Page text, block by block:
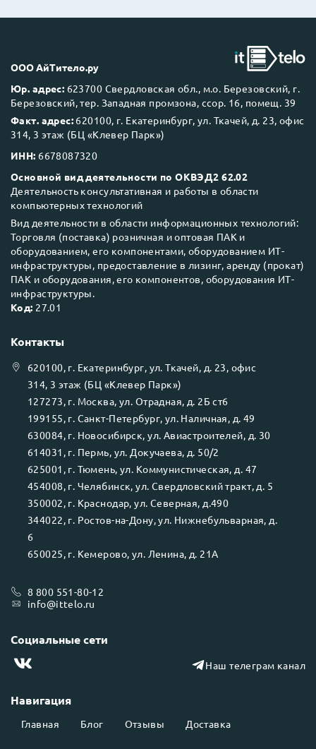
Next Business Day (NBD)
ООО АйТитело.ру
Юр. адрес: 623700 Свердловская обл., м.о. Березовский, г.
Березовский, тер. Западная промзона, ссор. 16, помещ. 39
Факт. адрес: 620100, г. Екатеринбург, ул. Ткачей, д. 23, офис
314, 3 этаж (БЦ «Клевер Парк»)
ИНН: 6678087320
Основной вид деятельности по ОКВЭД2 62.02
Деятельность консультативная и работы в области
компьютерных технологий
Вид деятельности в области информационных технологий:
Торговля (поставка) розничная и оптовая ПАК и
оборудованием, его компонентами, оборудованием ИТ-
инфраструктуры, предоставление в лизинг, аренду (прокат)
ПАК и оборудования, его компонентов, оборудования ИТ-
инфраструктуры.
Код: 27.01
Навигация
Главная Блог Отзывы Доставка
Контакты
620100, г. Екатеринбург, ул.Ткачей, д. 23, офис
314, 3 этаж (БЦ «Клевер Парк»)
127273, г. Москва, ул. Отрадная, д. 2Б ст6
199155, г. Санкт-Петербург, ул. Наличная, д. 49
630084, г. Новосибирск, ул. Авиастроителей, д. 30
614031 , г. Пермь, ул. Докучаева, д. 50/2
625001 , г. Тюмень, ул. Коммунистическая, д. 47
454008, г. Челябинск, ул. Свердловский тракт, д. 5
350002, г. Краснодар, ул. Северная, д.490
344022, г. Ростов-на-Дону, ул. Нижнебульварная, д.
6
650025, г. Кемерово, ул. Ленина, д. 21А
8 800 551-80-12
info@ittelo.ru
Социальные сети
Наш телеграм канал